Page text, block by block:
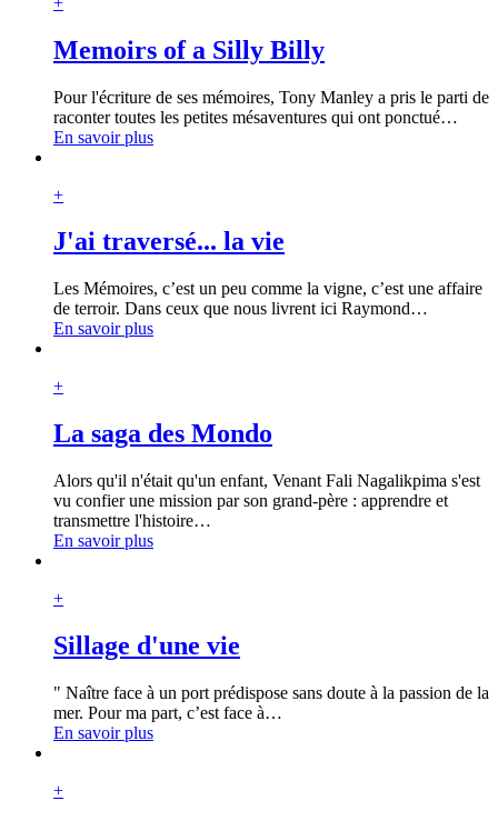
Memoirs of a Silly Billy
Pour l'écriture de ses mémoires, Tony Manley a pris le parti de
raconter toutes les petites mésaventures qui ont ponctué…
En savoir plus
+
J'ai traversé... la vie
Les Mémoires, c’est un peu comme la vigne, c’est une affaire
de terroir. Dans ceux que nous livrent ici Raymond…
En savoir plus
+
La saga des Mondo
Alors qu'il n'était qu'un enfant, Venant Fali Nagalikpima s'est
vu confier une mission par son grand-père : apprendre et
transmettre l'histoire…
En savoir plus
+
Sillage d'une vie
" Naître face à un port prédispose sans doute à la passion de la
mer. Pour ma part, c’est face à…
En savoir plus
+